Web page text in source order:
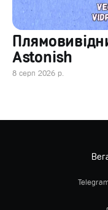
Astonish
8 серп 2026 р.